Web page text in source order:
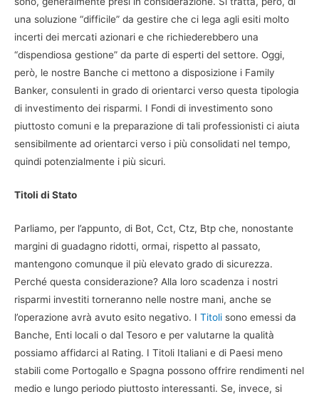
una soluzione “difficile” da gestire che ci lega agli esiti molto
incerti dei mercati azionari e che richiederebbero una
“dispendiosa gestione” da parte di esperti del settore. Oggi,
però, le nostre Banche ci mettono a disposizione i Family
Banker, consulenti in grado di orientarci verso questa tipologia
di investimento dei risparmi. I Fondi di investimento sono
piuttosto comuni e la preparazione di tali professionisti ci aiuta
sensibilmente ad orientarci verso i più consolidati nel tempo,
quindi potenzialmente i più sicuri.
Titoli di Stato
Parliamo, per l’appunto, di Bot, Cct, Ctz, Btp che, nonostante
margini di guadagno ridotti, ormai, rispetto al passato,
mantengono comunque il più elevato grado di sicurezza.
Perché questa considerazione? Alla loro scadenza i nostri
risparmi investiti torneranno nelle nostre mani, anche se
l’operazione avrà avuto esito negativo. I Titoli sono emessi da
Banche, Enti locali o dal Tesoro e per valutarne la qualità
possiamo affidarci al Rating. I Titoli Italiani e di Paesi meno
stabili come Portogallo e Spagna possono offrire rendimenti nel
medio e lungo periodo piuttosto interessanti. Se, invece, si